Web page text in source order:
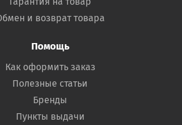
и возврат товара
Помощь
Как оформить заказ
Полезные статьи
Бренды
Пункты выдачи